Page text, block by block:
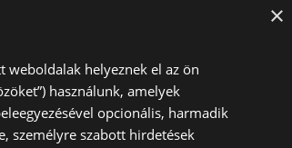
×
weboldalak helyeznek el az ön
használunk, amelyek
opcionális, harmadik
személyre szabott hirdetések